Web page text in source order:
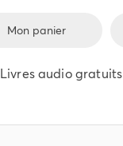
Mon panier
Livres audio gratuits